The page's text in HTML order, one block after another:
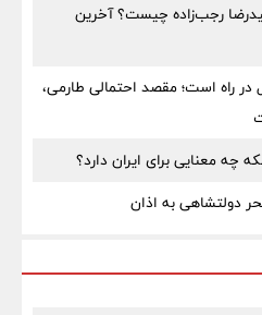
رجب‌زاده چیست؟ آخرین
در راه است؛ مقصد احتمالی طارمی،
چه معنایی برای ایران دارد؟
دولتشاهی به اذان